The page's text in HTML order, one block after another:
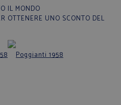
IL MONDO
OTTENERE UNO SCONTO DEL